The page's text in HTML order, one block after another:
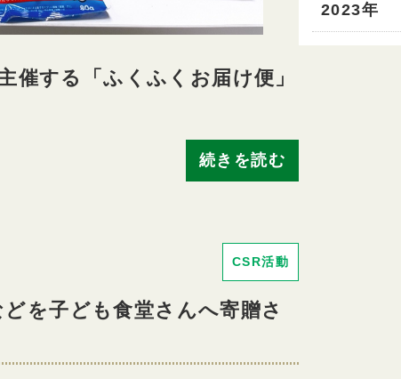
催する「ふくふくお届け便」
続きを読む
を子ども食堂さんへ寄贈さ
CSR活動
2023年